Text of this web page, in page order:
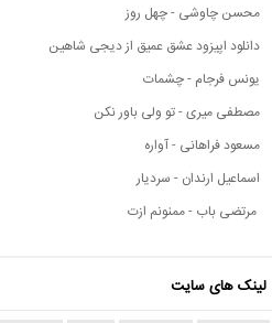
محسن چاوشی - چهل روز
دانلود اپیزود عشق عمیق از دیجی شاهین
یونس فرجام - چشمات
مصطفی میری - تو ولی باور نکن
مسعود فراهانی - آواره
اسماعیل ارندان - سردیار
مرتضی باب - ممنونم ازت
لینک های سایت